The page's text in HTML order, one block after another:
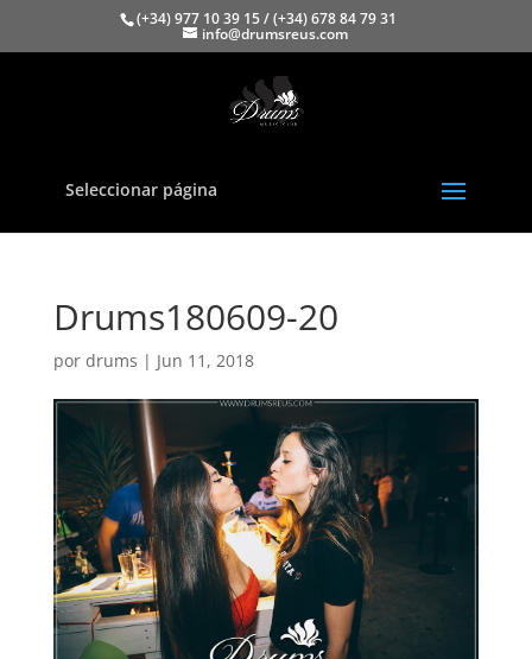
(+34) 977 10 39 15 / (+34) 678 84 79 31
info@drumsreus.com
Seleccionar página
Drums180609-20
por drums | Jun 11, 2018